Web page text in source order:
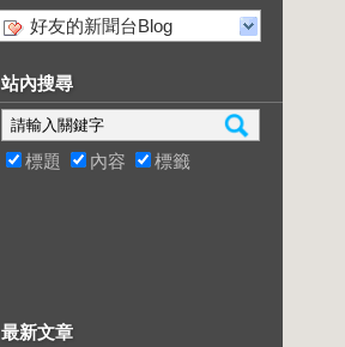
好友的新聞台Blog
站內搜尋
標題 內容 標籤
最新文章